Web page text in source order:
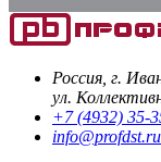
Россия, г.
ул.
+7 (4932) 35-
info@profdst.ru